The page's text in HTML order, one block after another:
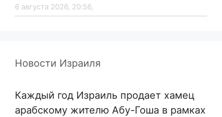
6 августа 2026, 20:56,
Новости Израиля
Каждый год Израиль продает хамец
арабскому жителю Абу-Гоша в рамках